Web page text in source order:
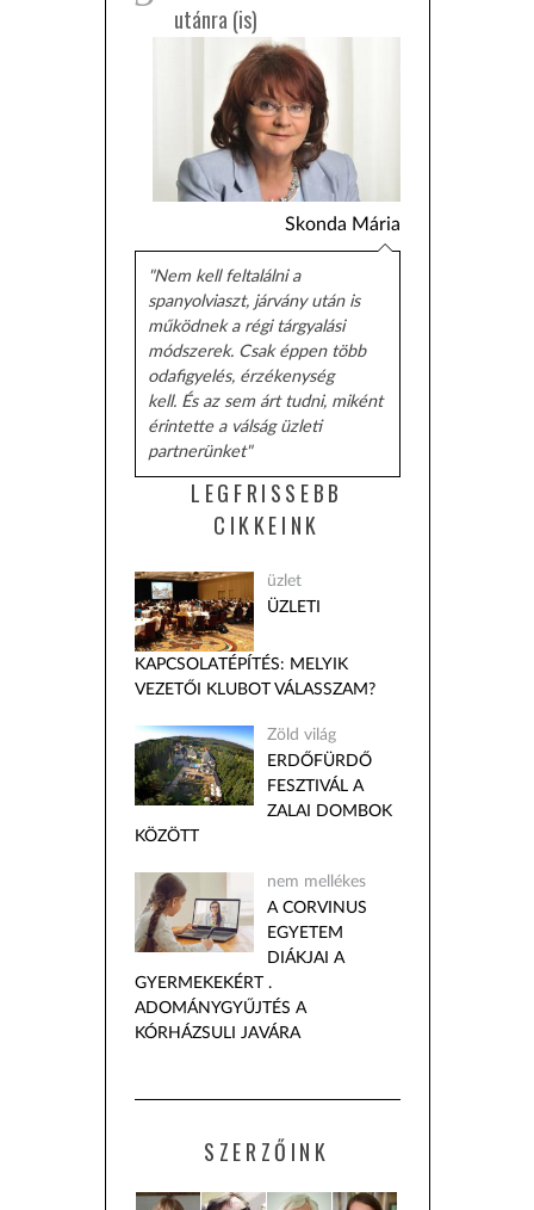
utánra (is)
Skonda Mária
"Nem kell feltalálni a
spanyolviaszt, járvány után is
működnek a régi tárgyalási
módszerek. Csak éppen több
odafigyelés, érzékenység
kell. És az sem árt tudni, miként
érintette a válság üzleti
partnerünket"
LEGFRISSEBB
CIKKEINK
üzlet
ÜZLETI
KAPCSOLATÉPÍTÉS: MELYIK
VEZETŐI KLUBOT VÁLASSZAM?
Zöld világ
ERDŐFÜRDŐ
FESZTIVÁL A
ZALAI DOMBOK
KÖZÖTT
nem mellékes
A CORVINUS
EGYETEM
DIÁKJAI A
GYERMEKEKÉRT .
ADOMÁNYGYŰJTÉS A
KÓRHÁZSULI JAVÁRA
SZERZŐINK